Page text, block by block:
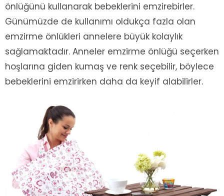
önlüğünü kullanarak bebeklerini emzirebirler.
Günümüzde de kullanımı oldukça fazla olan
emzirme önlükleri annelere büyük kolaylık
sağlamaktadır. Anneler emzirme önlüğü seçerken
hoşlarına giden kumaş ve renk seçebilir, böylece
bebeklerini emzirirken daha da keyif alabilirler.